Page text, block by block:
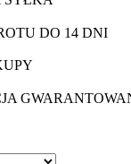
DO 14 DNI